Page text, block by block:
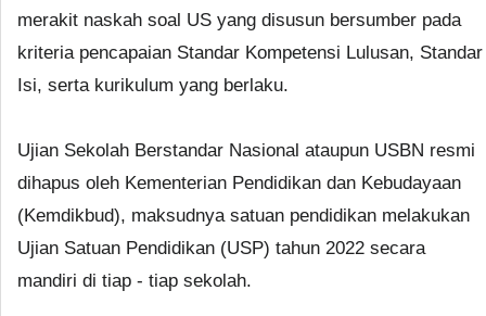
merakit naskah soal US yang disusun bersumber pada
kriteria pencapaian Standar Kompetensi Lulusan, Standar
Isi, serta kurikulum yang berlaku.
Ujian Sekolah Berstandar Nasional ataupun USBN resmi
dihapus oleh Kementerian Pendidikan dan Kebudayaan
(Kemdikbud), maksudnya satuan pendidikan melakukan
Ujian Satuan Pendidikan (USP) tahun 2022 secara
mandiri di tiap - tiap sekolah.